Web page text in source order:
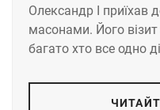
Олександр I приїхав
масонами. Його
багато хто все одно